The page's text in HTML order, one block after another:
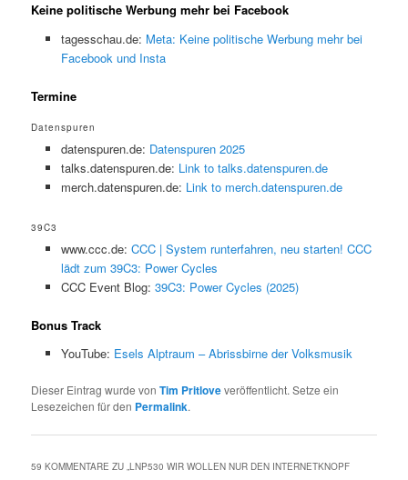
Keine politische Werbung mehr bei Facebook
tagesschau.de: Meta: Keine politische Werbung mehr bei
Facebook und Insta
Termine
Datenspuren
datenspuren.de: Datenspuren 2025
talks.datenspuren.de: Link to talks.datenspuren.de
merch.datenspuren.de: Link to merch.datenspuren.de
39C3
www.ccc.de: CCC | System runterfahren, neu starten! CCC
lädt zum 39C3: Power Cycles
CCC Event Blog: 39C3: Power Cycles (2025)
Bonus Track
YouTube: Esels Alptraum – Abrissbirne der Volksmusik
Dieser Eintrag wurde vonTim Pritloveveröffentlicht. Setze ein
Lesezeichen für den Permalink.
59 KOMMENTARE ZU „LNP530 WIR WOLLEN NUR DEN INTERNETKNOPF